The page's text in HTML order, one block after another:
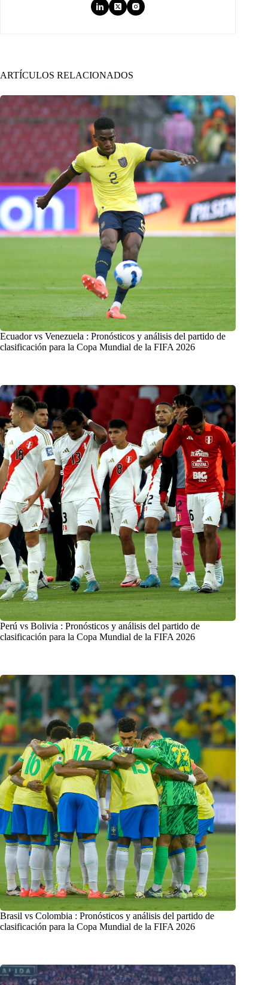
ARTÍCULOS RELACIONADOS
Ecuador vs Venezuela : Pronósticos y análisis del partido de
clasificación para la Copa Mundial de la FIFA 2026
Perú vs Bolivia : Pronósticos y análisis del partido de
clasificación para la Copa Mundial de la FIFA 2026
Brasil vs Colombia : Pronósticos y análisis del partido de
clasificación para la Copa Mundial de la FIFA 2026